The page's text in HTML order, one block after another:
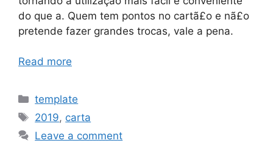
do que a. Quem tem pontos no cartã£o e nã£o
pretende fazer grandes trocas, vale a pena.
Read more
Categories
template
Tags
2019, carta
Leave a comment